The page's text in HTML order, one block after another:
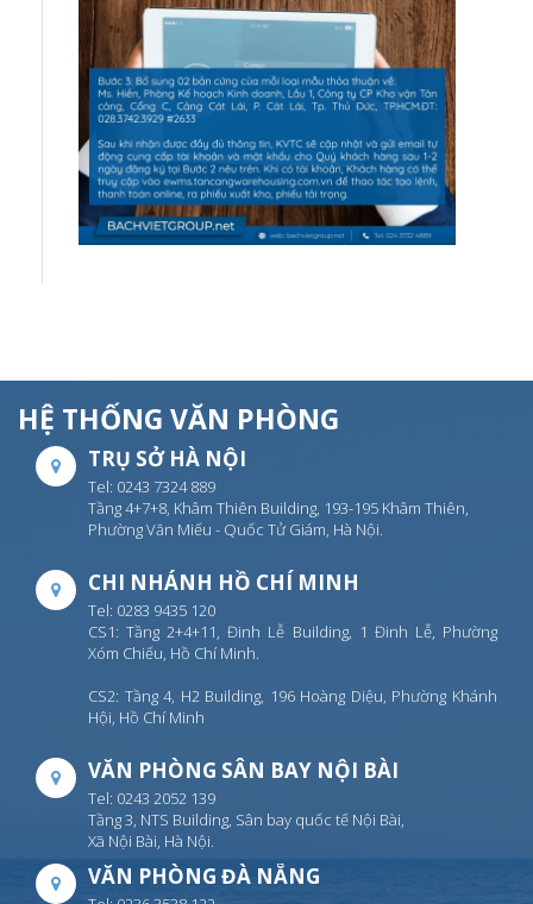
HỆ THỐNG VĂN PHÒNG
TRỤ SỞ HÀ NỘI
Tel: 0243 7324 889
Tầng 4+7+8, Khâm Thiên Building, 193-195 Khâm Thiên,
Phường Văn Miếu - Quốc Tử Giám, Hà Nội.
CHI NHÁNH HỒ CHÍ MINH
Tel: 0283 9435 120
CS1: Tầng 2+4+11, Đinh Lễ Building, 1 Đinh Lễ, Phường
Xóm Chiếu, Hồ Chí Minh.
CS2: Tầng 4, H2 Building, 196 Hoàng Diệu, Phường Khánh
Hội, Hồ Chí Minh
VĂN PHÒNG SÂN BAY NỘI BÀI
Tel: 0243 2052 139
Tầng 3, NTS Building, Sân bay quốc tế Nội Bài,
Xã Nội Bài, Hà Nội.
VĂN PHÒNG ĐÀ NẴNG